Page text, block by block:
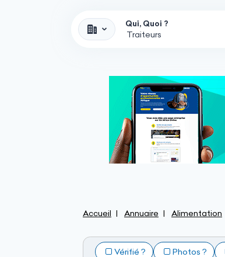
Qui, Quoi ?
Accueil Annuaire Alimentation
Vérifié ? Photos ?